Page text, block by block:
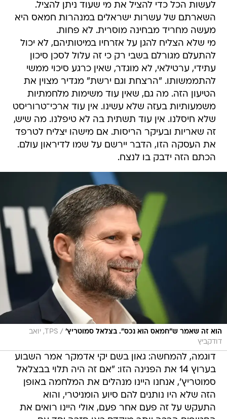
לעשות הכל כדי להציל את מי שעוד ניתן להציל.
השארתם של עשרות ישראלים במנהרות חמאס היא
מעשה מחריד מבחינה מוסרית. לא פחות.
מי שלא הצליח להגן על אזרחיו במיטותיהם, לא יכול
להתעלם מגורלם בשבי רק כי זה עלול לסכן סיכון
עתידי, ערטילאי, לא מוגדר, שאין כרגע סיכוי ממשי
להתממשותו. "הרצחת וגם ירשת" מגדיר מצוין את
הטיעון הזה. מה גם, שאין עוד משימות מלחמתיות
משמעותיות בעזה שלא עשינו. אין עוד ארכי־טרוריסט
שלא חיסלנו. אין עוד תשתית בה לא טיפלנו. מה שיש,
זה שאריות ובעיקר הריסות. אם מישהו יצליח לטרפד
את העסקה הזו, הדבר יירשם על שמו לדיראון עולם.
הכתם הזה ידבק בו לנצח.
הוא זה שאמר ש"חמאס הוא נכס". בצלאל סמוטריץ' /
TPS, יואב
דודקביץ
דוגמה, להמחשה: גאון בשם יקי אדמקר אמר השבוע
בערוץ 14 את הפנינה הזו: "אם זה היה תלוי בבצלאל
סמוטריץ', אנחנו היינו מנהלים את המלחמה באופן
הזה שלא היו נותנים להם סיוע הומניטרי, והוא
התעקש על זה פעם אחר פעם, אולי היינו רואים את